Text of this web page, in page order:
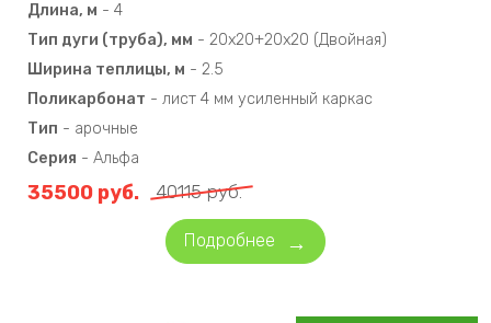
Длина, м - 4
Тип дуги (труба), мм - 20х20+20х20 (Двойная)
Ширина теплицы, м - 2.5
Поликарбонат - лист 4 мм усиленный каркас
Тип - арочные
Серия - Альфа
40115руб.
35500 руб.
Подробнее